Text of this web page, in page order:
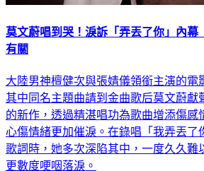
莫文蔚唱到哭！淚訴「弄丟了你」內
有關
大陸男神檀健次與張婧儀領銜主演的電
其中同名主題曲請到金曲歌后莫文蔚獻
的新作，透過精湛唱功為歌曲增添傷感
心傷情緒更加催淚。在錄唱「我弄丟了
歌詞時，她多次深陷其中，一度久久難
更數度哽咽落淚。